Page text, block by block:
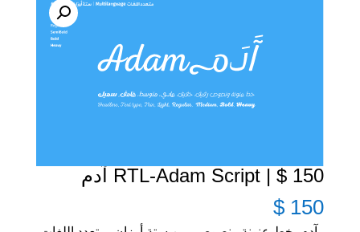
150 $ | RTL-Adam Script آدم
$ 150